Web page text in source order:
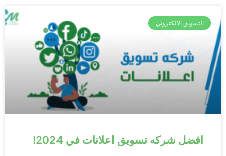
التسويق الالكتروني
افضل شركه تسويق اعلانات في 2024!